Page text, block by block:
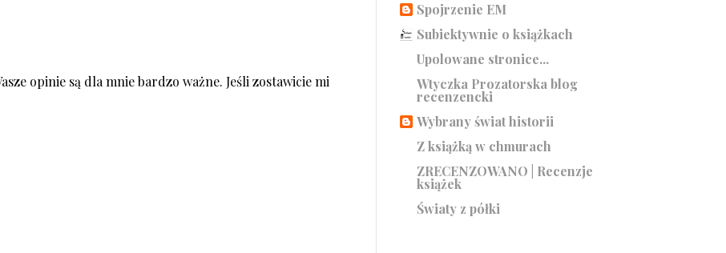
opinie są dla mnie bardzo ważne. Jeśli zostawicie mi
Spojrzenie EM
Subiektywnie o książkach
Upolowane stronice...
Wtyczka Prozatorska blog
recenzencki
Wybrany świat historii
Z książką w chmurach
ZRECENZOWANO | Recenzje
książek
Światy z półki